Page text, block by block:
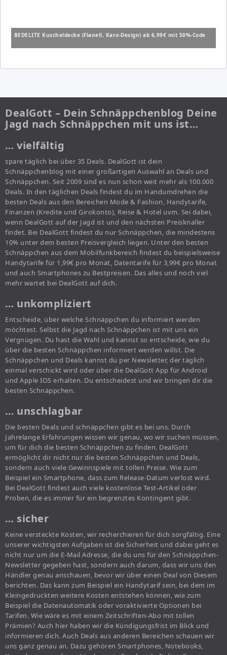
BEDELITE Kuscheldecke (Flanell, Karo-Design) ab 6,99€ mit 50%-Code
DealGott – Dein Schnäppchenblog Deine
Jagd nach Schnäppchen mit uns ist…
… vielfältig
spare täglich bei über 35 Deals. DealGott ist dein
Schnäppchenblog mit einer großartigen Auswahl an Deals und
Schnäppchen. Seit 2009 sind es nun schon weit mehr als 100.000
Deals. In den täglichen Deals findest du im Handumdrehen die
besten Deals aus den Bereichen Mode & Fashion, Handytarife,
Finanzen (Kredite und Girokonto), Reise & Hotel uvm. Sei dabei,
wenn DealGott auf der Jagd ist und den nächsten Preisknaller
findet. Bei DealGott findest du nur Schnäppchen, die mindestens
10% unter dem besten Preisvergleich liegen. Unter den besten
Schnäppchen aus dem Mobilfunkbereich findest du beispielsweise
Handytarife für 1,99€ pro Monat, Datentarife für 3,99€ pro Monat
und auch Smartphones zu Bestpreisen. Das alles und noch viel
mehr wartet bei DealGott auf dich.
… unkompliziert
Entscheide, über welche Schnäppchen du informiert werden
möchtest. Selbst die Jagd nach Schnäppchen ist mit uns ein
Vergnügen. Du hast die Wahl und kannst so entscheide, wie du
über die besten Schnäppchen informiert werden willst. Die
Schnäppchen und Deals kannst du per Newsletter, der täglich
einmal verschickt wird oder über die DealGott App für Android
und Apple IOS erhalten. Du entscheidest und wir bringen dir die
besten Schnäppchen.
… unschlagbar
Die besten Deals und schnäppchen gibt es bei uns. Durch
Jahrelange Erfahrungen wissen wir genau, wo wir suchen müssen,
um für dich die besten Schnäppchen zu finden. DealGott
ermöglicht dir nicht nur die besten Schnäppchen und Deals,
sondern auch viele Gewinnspiele mit tollen Preise. Wie zum
Beispiel ein Smartphone, dass zum Release-Datum verlost wird.
Bei DealGott findest auch viele kostenlose Test-Artikel oder
Proben, die es immer für ein begrenztes Kontingent gibt.
… sicher
Keine versteckte Kosten, wir recherchieren für dich sorgfältig. Eine
unserer wichtigsten Aufgaben ist die Sicherheit und dabei geht es
nicht nur um die E-Mail Adresse, die du uns für den Schnäppchen-
Newsletter gegeben hast, sondern auch darum, dass wir uns den
Händler genau anschauen, bevor wir über einen Deal von Diesem
berichten. Das kann zum Beispiel ein Handytarif sein, bei dem im
Kleingedruckten weitere Kosten entstehen können, wie zum
Beispiel die Datenautomatik oder voraktivierte Optionen bei
Tarifen. Wie wäre es mit einem Zeitschriften-Abo mit tollen
Prämien? Auch hier haben wir die Kündigungsfrist im Blick und
informieren dich. Auch Deals aus anderen Bereichen schauen wir
uns ganz genau an. Dazu gehören Smartphones, Notebooks,